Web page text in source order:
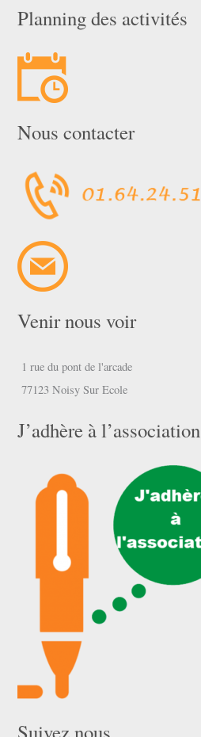
Planning des activités
Nous contacter
Venir nous voir
1 rue du pont de l'arcade
77123 Noisy Sur Ecole
J’adhère à l’association
Suivez nous …